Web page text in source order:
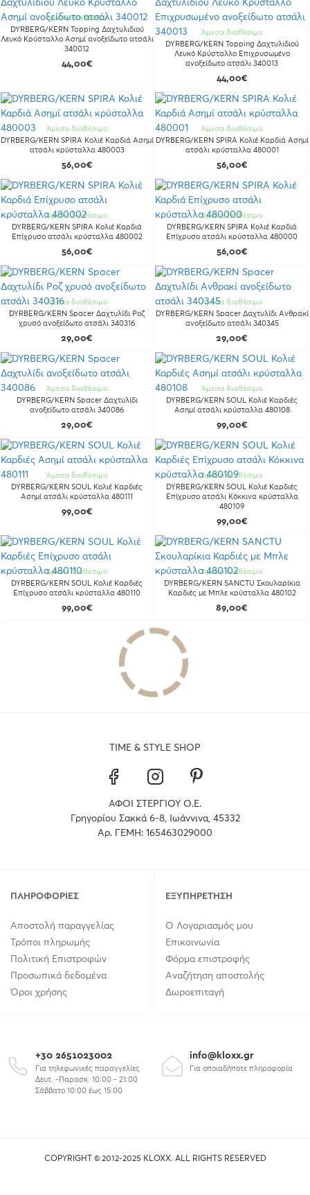
Άμεσα διαθέσιμο
DYRBERG/KERN Topping Δαχτυλιδιού
Λευκό Κρύσταλλο Aσημί ανοξείδωτο ατσάλι
340012
44,00€
Άμεσα διαθέσιμο
DYRBERG/KERN Topping Δαχτυλιδιού
Λευκό Κρύσταλλο Επιχρυσωμένο
ανοξείδωτο ατσάλι 340013
44,00€
Άμεσα διαθέσιμο
DYRBERG/KERN SPIRA Κολιέ Καρδιά Ασημί
ατσάλι κρύσταλλα 480003
56,00€
Άμεσα διαθέσιμο
DYRBERG/KERN SPIRA Κολιέ Καρδιά Ασημί
ατσάλι κρύσταλλα 480001
56,00€
Άμεσα διαθέσιμο
DYRBERG/KERN SPIRA Κολιέ Καρδιά
Επίχρυσο ατσάλι κρύσταλλα 480002
56,00€
Άμεσα διαθέσιμο
DYRBERG/KERN SPIRA Κολιέ Καρδιά
Επίχρυσο ατσάλι κρύσταλλα 480000
56,00€
Άμεσα διαθέσιμο
DYRBERG/KERN Spacer Δαχτυλίδι Ροζ
χρυσό ανοξείδωτο ατσάλι 340316
29,00€
Άμεσα διαθέσιμο
DYRBERG/KERN Spacer Δαχτυλίδι Ανθρακί
ανοξείδωτο ατσάλι 340345
29,00€
Άμεσα διαθέσιμο
DYRBERG/KERN Spacer Δαχτυλίδι
ανοξείδωτο ατσάλι 340086
29,00€
Άμεσα διαθέσιμο
DYRBERG/KERN SOUL Κολιέ Καρδιές
Ασημί ατσάλι κρύσταλλα 480108
99,00€
Άμεσα διαθέσιμο
DYRBERG/KERN SOUL Κολιέ Καρδιές
Ασημί ατσάλι κρύσταλλα 480111
99,00€
Άμεσα διαθέσιμο
DYRBERG/KERN SOUL Κολιέ Καρδιές
Επίχρυσο ατσάλι Κόκκινα κρύσταλλα
480109
99,00€
Άμεσα διαθέσιμο
DYRBERG/KERN SOUL Κολιέ Καρδιές
Επίχρυσο ατσάλι κρύσταλλα 480110
99,00€
Άμεσα διαθέσιμο
DYRBERG/KERN SANCTU Σκουλαρίκια
Καρδιές με Μπλε κρύσταλλα 480102
89,00€
TIME & STYLE SHOP
ΑΦΟΙ ΣΤΕΡΓΙΟΥ Ο.Ε.
Γρηγορίου Σακκά 6-8, Ιωάννινα, 45332
Αρ. ΓΕΜΗ: 165463029000
ΠΛΗΡΟΦΟΡΊΕΣ
Αποστολή παραγγελίας
Τρόποι πληρωμής
Πολιτική Επιστροφών
Προσωπικά δεδομένα
Όροι χρήσης
ΕΞΥΠΗΡΈΤΗΣΗ
Ο Λογαριασμός μου
Επικοινωνία
Φόρμα επιστροφής
Αναζήτηση αποστολής
Δωροεπιταγή
+30 2651023002
Για τηλεφωνικές παραγγελίες
Δευτ. -Παρασκ. 10:00 - 21:00
Σάββατο 10:00 έως 15:00
info@kloxx.gr
Για οποιαδήποτε πληροφορία
COPYRIGHT © 2012-2025 KLOXX. ALL RIGHTS RESERVED